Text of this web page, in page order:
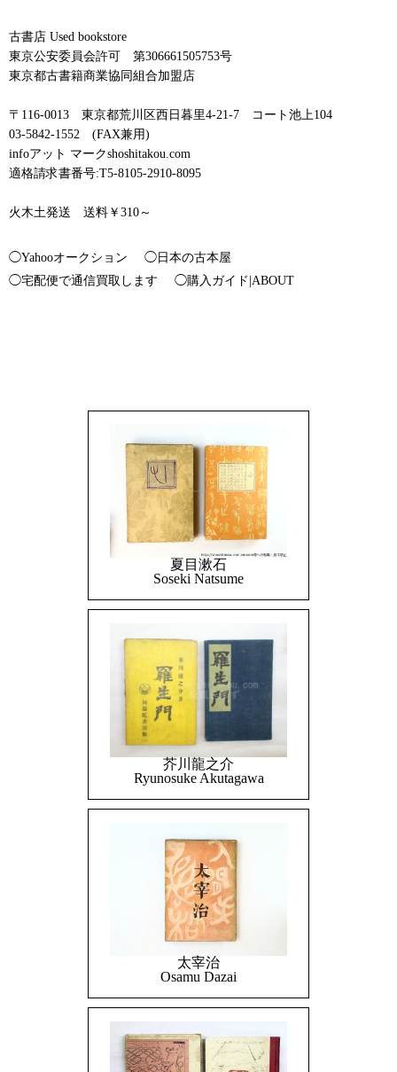
古書店 Used bookstore
東京公安委員会許可 第306661505753号
東京都古書籍商業協同組合加盟店
〒116-0013 東京都荒川区西日暮里4-21-7 コート池上104
03-5842-1552 (FAX兼用)
infoアット マークshoshitakou.com
適格請求書番号:T5-8105-2910-8095
火木土発送 送料￥310～
◯Yahooオークション
◯日本の古本屋
◯宅配便で通信買取します
◯購入ガイド|ABOUT
夏目漱石
Soseki Natsume
芥川龍之介
Ryunosuke Akutagawa
太宰治
Osamu Dazai